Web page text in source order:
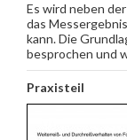
Es wird neben
das
kann. Die
besprochen und
Praxisteil